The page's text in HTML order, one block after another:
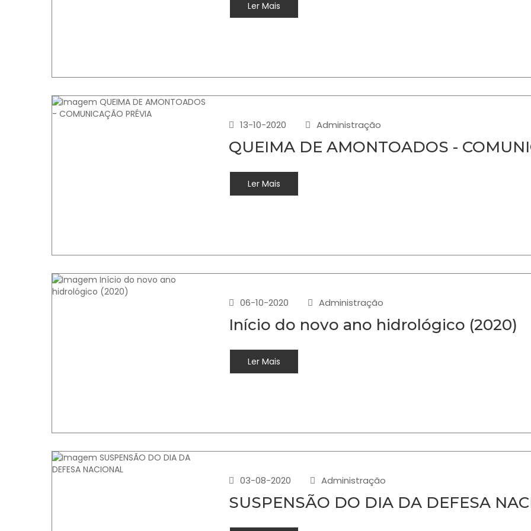
Ler Mais
13-10-2020 Administração
QUEIMA DE AMONTOADOS -
Ler Mais
06-10-2020 Administração
Início do novo ano hidrológico (2020)
Ler Mais
03-08-2020 Administração
SUSPENSÃO DO DIA DA DEFESA